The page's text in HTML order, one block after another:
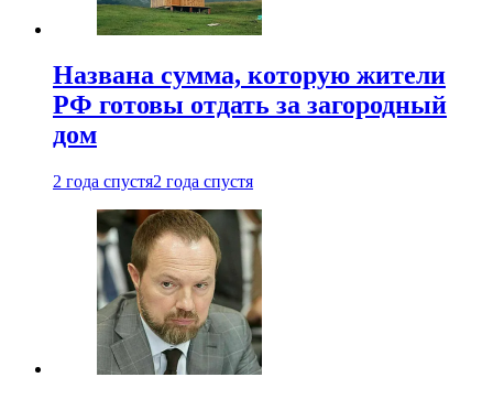
Названа сумма, которую жители
РФ готовы отдать за загородный
дом
2 года спустя2 года спустя